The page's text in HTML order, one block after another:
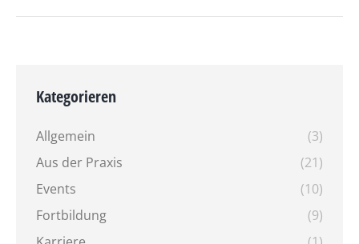
Kategorieren
Allgemein
(3)
Aus der Praxis
(21)
Events
(10)
Fortbildung
(9)